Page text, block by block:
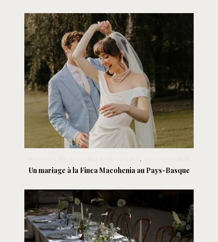
MARIAGE EN NOUVELLE-AQUITAINE,
Un mariage à la Finca Macohenia au Pays-Basque